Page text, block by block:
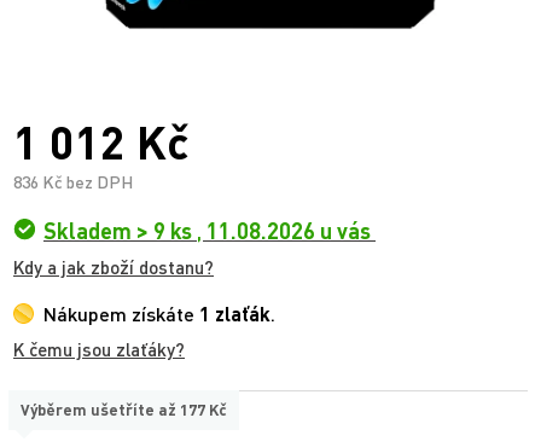
1 012 Kč
836 Kč bez DPH
Skladem > 9 ks , 11.08.2026 u vás
Kdy a jak zboží dostanu?
Nákupem získáte 1 zlaťák.
K čemu jsou zlaťáky?
TYP
Výběrem ušetříte až 177 Kč